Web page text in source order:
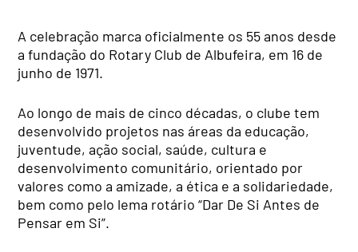
A celebração marca oficialmente os 55 anos desde
a fundação do Rotary Club de Albufeira, em 16 de
junho de 1971.
Ao longo de mais de cinco décadas, o clube tem
desenvolvido projetos nas áreas da educação,
juventude, ação social, saúde, cultura e
desenvolvimento comunitário, orientado por
valores como a amizade, a ética e a solidariedade,
bem como pelo lema rotário “Dar De Si Antes de
Pensar em Si”.